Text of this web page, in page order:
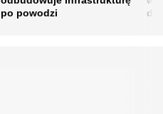
po powodzi
do